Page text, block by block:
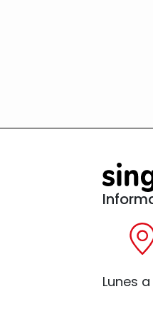
Lunes